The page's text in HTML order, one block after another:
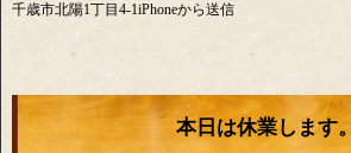
千歳市北陽1丁目4-1iPhoneから送信
本日は休業します。